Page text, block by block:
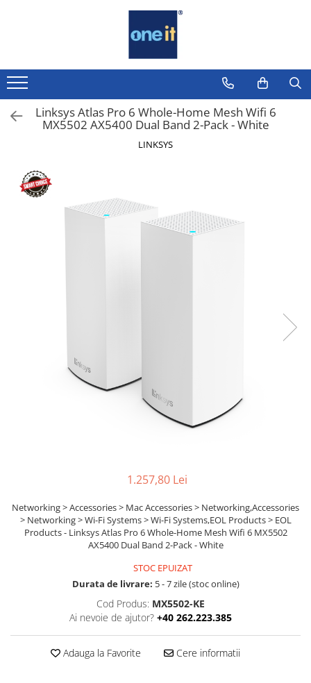
Laptop, Tablete & Telefoane
Laptop / Notebook
Notebook Consumer
Componente Laptop
Tablete & accesorii
Sisteme PC & Periferice
Sisteme Desktop & Monitoare
Microfoane & Casti Gaming
Mouse Gaming
Scaune Gaming
Tastaturi Gaming
Periferice PC
Linksys Atlas Pro 6 Whole-Home Mesh Wifi 6
MX5502 AX5400 Dual Band 2-Pack - White
LINKSYS
1.257,80 Lei
Networking > Accessories > Mac Accessories > Networking,Accessories
> Networking > Wi-Fi Systems > Wi-Fi Systems,EOL Products > EOL
Products - Linksys Atlas Pro 6 Whole-Home Mesh Wifi 6 MX5502
AX5400 Dual Band 2-Pack - White
STOC EPUIZAT
Durata de livrare: 5 - 7 zile (stoc online)
Cod Produs: MX5502-KE
Ai nevoie de ajutor? +40 262.223.385
Adauga la Favorite Cere informatii